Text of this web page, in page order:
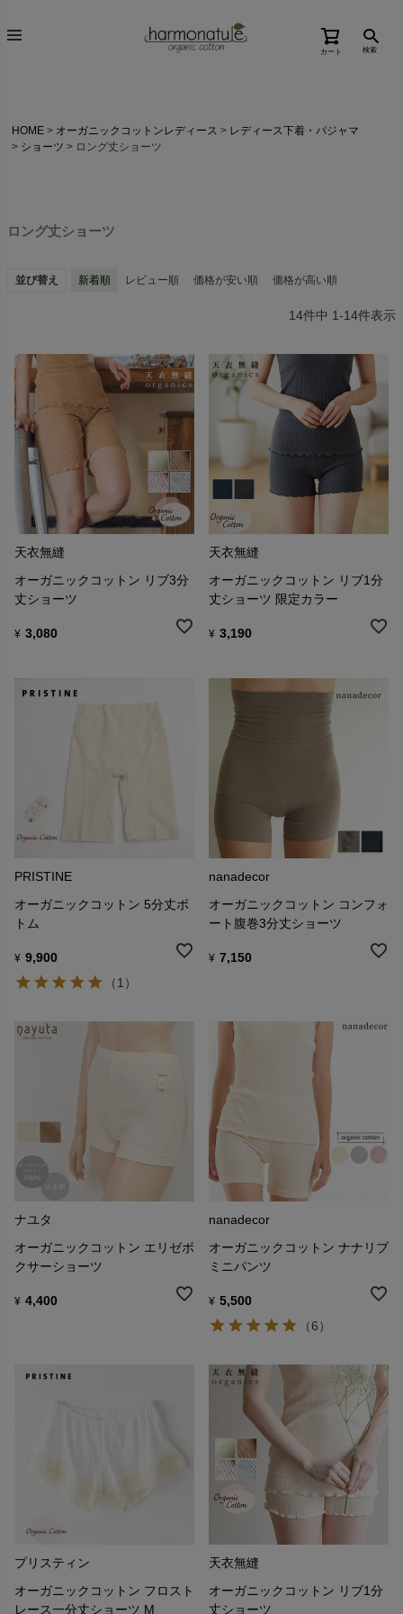
カート 検索
HOME オーガニックコットンレディース
レディース下着・パジャマ
ショーツ
ロング丈ショーツ
ロング丈ショーツ
並び替え 新着順 レビュー順 価格が安い順 価格が高い順
14件中 1-14件表示
天衣無縫
オーガニックコットン リブ3分
丈ショーツ
¥ 3,080
天衣無縫
オーガニックコットン リブ1分
丈ショーツ 限定カラー
¥ 3,190
PRISTINE
オーガニックコットン 5分丈ボ
トム
¥ 9,900
（1）
nanadecor
オーガニックコットン コンフォ
ート腹巻3分丈ショーツ
¥ 7,150
ナユタ
オーガニックコットン エリゼボ
クサーショーツ
¥ 4,400
nanadecor
オーガニックコットン ナナリブ
ミニパンツ
¥ 5,500
（6）
プリスティン
オーガニックコットン フロスト
レース一分丈ショーツ M
天衣無縫
オーガニックコットン リブ1分
丈ショーツ